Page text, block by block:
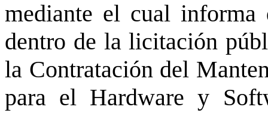
mediante el cual
dentro de la licitación
la Contratación del
para el Hardware y